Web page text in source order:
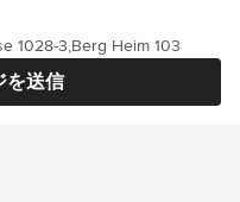
を送信
1028-3,Berg Heim 103